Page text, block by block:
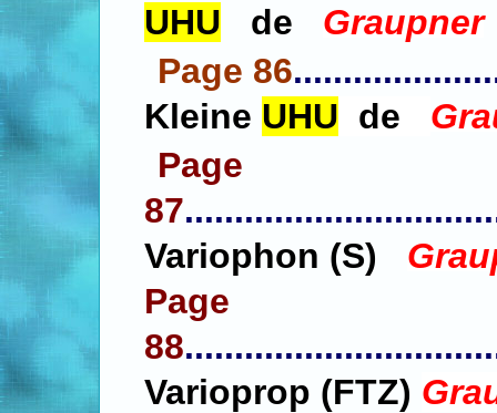
UHU de Graupner
Page 86
Kleine UHU de
Page
87
Variophon (S)
Page
88
Varioprop (FTZ)